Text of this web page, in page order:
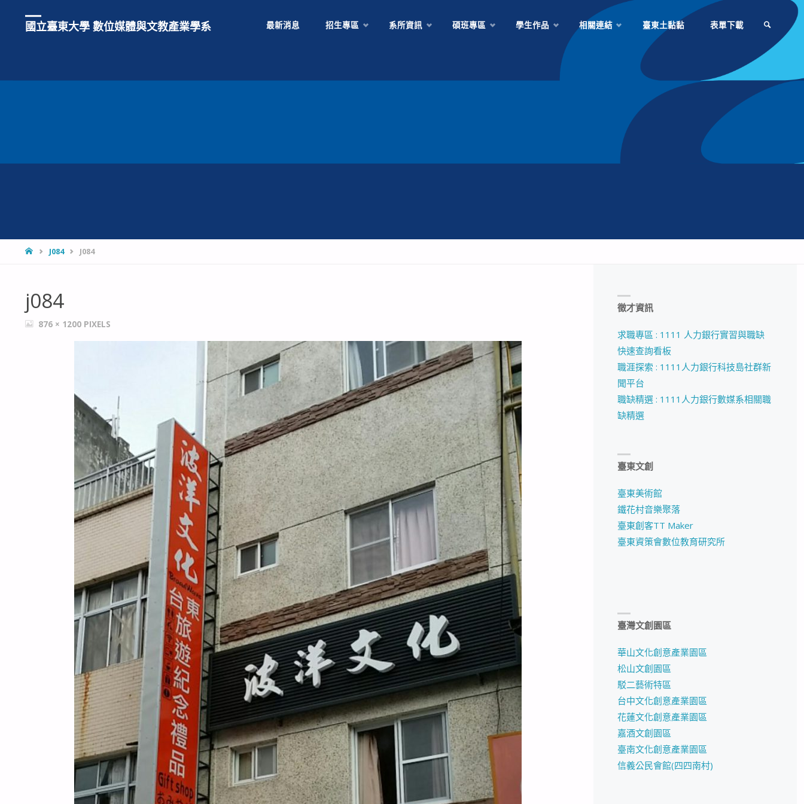
國立臺東大學 數位媒體與文教產業學系 最新消息 招生專區 系所資訊 碩班專區 學生作品 相關連結 臺東土黏黏 表單下載
HOMEJ084 J084
j084
FULL876 × 1200 PIXELS
徵才資訊
求職專區 : 1111 人力銀行實習與職缺
快速查詢看板
職涯探索 : 1111人力銀行科技島社群新
聞平台
職缺精選 : 1111人力銀行數媒系相關職
缺精選
臺東文創
臺東美術館
鐵花村音樂聚落
臺東創客TT Maker
臺東資策會數位教育研究所
臺灣文創園區
華山文化創意產業園區
松山文創園區
駁二藝術特區
台中文化創意產業園區
花蓮文化創意產業園區
嘉酒文創園區
臺南文化創意產業園區
信義公民會館(四四南村)